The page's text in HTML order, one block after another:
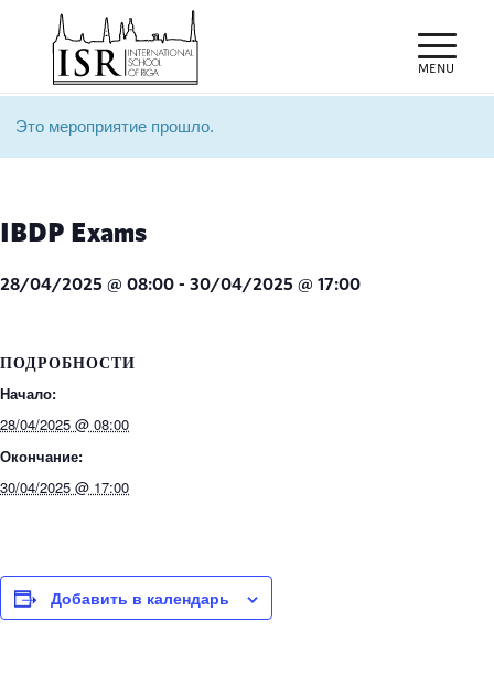
Это мероприятие прошло.
IBDP Exams
28/04/2025 @ 08:00 - 30/04/2025 @ 17:00
ПОДРОБНОСТИ
Начало:
28/04/2025 @ 08:00
Окончание:
30/04/2025 @ 17:00
Добавить в календарь